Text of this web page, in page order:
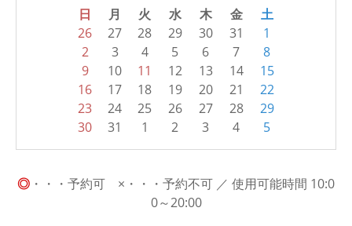
日 月 火 水 木 金 土
26 27 28 29 30 31
1
2
3 4 5 6 7
8
9
10 11 12 13 14
15
16
17 18 19 20 21
22
23
24 25 26 27 28
29
30
31 1 2 3 4 5
◎ ・・・予約可 ×・・・予約不可 ／ 使用可能時間 10:0
0～20:00